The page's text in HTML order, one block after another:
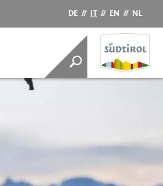
DE // IT // EN // NL